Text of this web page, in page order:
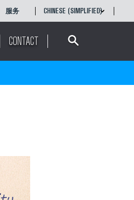
服务
CHINESE (SIMPLIFIED)
ENGLISH
简体中文
CONTACT